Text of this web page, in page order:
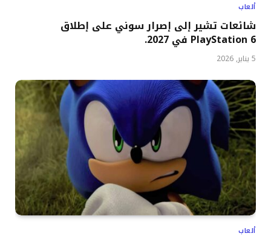
ألعاب
شائعات تشير إلى إصرار سوني على إطلاق
PlayStation 6 في 2027.
5 يناير, 2026
ألعاب